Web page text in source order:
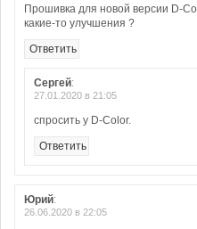
Прошивка для новой версии D-
какие-то улучшения ?
Ответить
Сергей:
27.01.2020 в 21:05
спросить у D-Color.
Ответить
Юрий:
26.06.2020 в 22:05